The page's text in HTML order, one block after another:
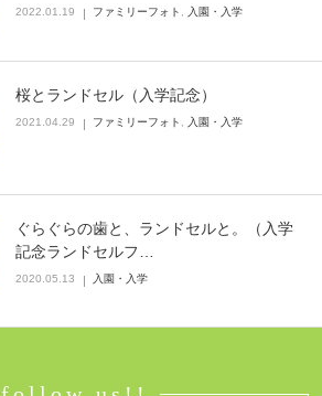
2022.01.19 ファミリーフォト 入園・入学
桜とランドセル（入学記念）
2021.04.29 ファミリーフォト 入園・入学
ぐらぐらの歯と、ランドセルと。（入学
記念ランドセルフ…
2020.05.13 入園・入学